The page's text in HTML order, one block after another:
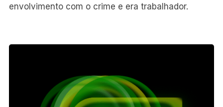
envolvimento com o crime e era trabalhador.